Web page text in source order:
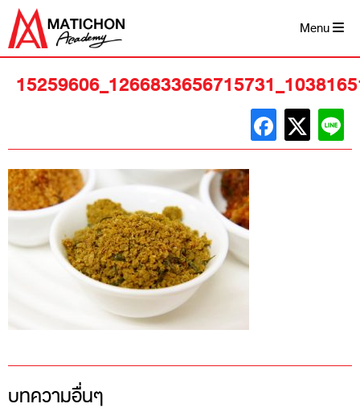
Skip
content
Menu
บทความอื่นๆ